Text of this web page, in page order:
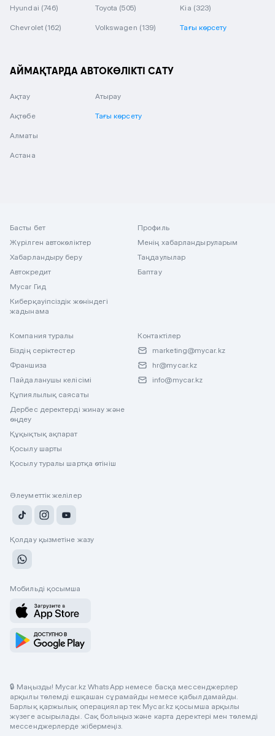
Hyundai (746) Toyota (505) Kia (323)
Chevrolet (162) Volkswagen (139) Тағы көрсету
АЙМАҚТАРДА АВТОКӨЛІКТІ САТУ
Ақтау
Ақтөбе
Алматы
Астана
Атырау
Тағы көрсету
Басты бет
Жүрілген автокөліктер
Хабарландыру беру
Автокредит
Mycar Гид
Киберқауіпсіздік жөніндегі
жадынама
Профиль
Менің хабарландыруларым
Таңдаулылар
Баптау
Компания туралы
Біздің серіктестер
Франшиза
Пайдаланушы келісімі
Құпиялылық саясаты
Дербес деректерді жинау және
өңдеу
Құқықтық ақпарат
Қосылу шарты
Қосылу туралы шартқа өтініш
Контактілер
marketing@mycar.kz
hr@mycar.kz
info@mycar.kz
Әлеуметтік желілер
Қолдау қызметіне жазу
Мобильді қосымша
🔒 Маңызды! Mycar.kz WhatsApp немесе басқа мессенджерлер
арқылы төлемді ешқашан сұрамайды немесе қабылдамайды.
Барлық қаржылық операциялар тек Mycar.kz қосымша арқылы
жүзеге асырылады. Сақ болыңыз және карта деректері мен төлемді
мессенджерлерде жібермеңіз.